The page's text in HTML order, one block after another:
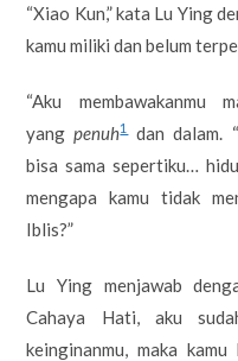
“Xiao Kun,” kata Lu Ying
kamu miliki dan belum
“Aku membawakanmu
yangpenuh1 dan dalam.
bisa sama sepertiku…
mengapa kamu tidak
Iblis?”
Lu Ying menjawab
Cahaya Hati, aku
keinginanmu, maka